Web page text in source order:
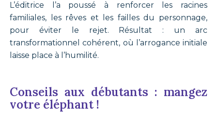
L’éditrice l’a poussé à renforcer les racines
familiales, les rêves et les failles du personnage,
pour éviter le rejet. Résultat : un arc
transformationnel cohérent, où l’arrogance initiale
laisse place à l’humilité.
Conseils aux débutants : mangez
votre éléphant !